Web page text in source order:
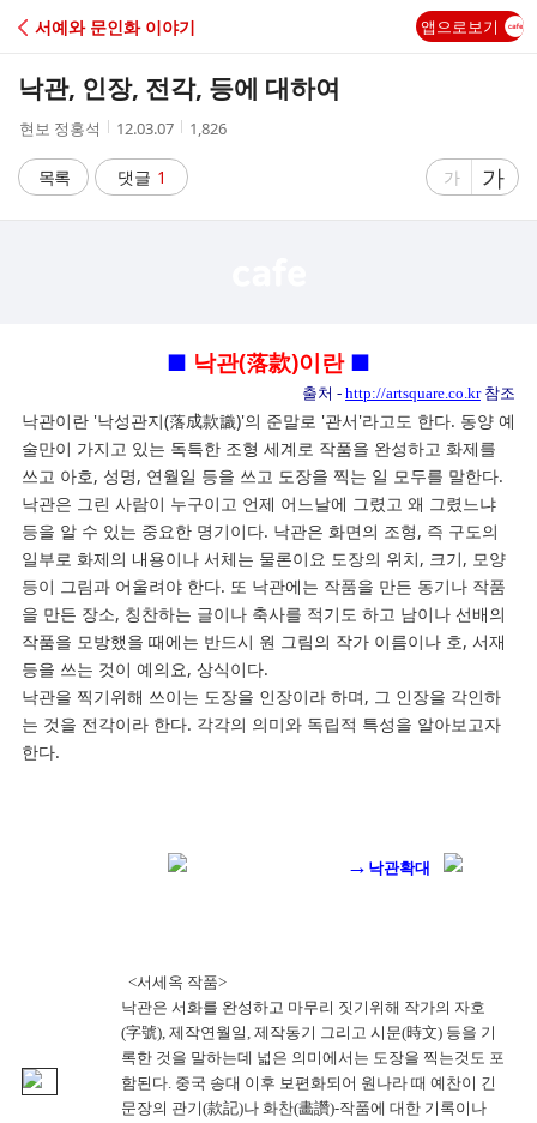
C
A
서예와 문인화 이야기 앱으로보기
낙관, 인장, 전각, 등에 대하여
작
자
현보 정홍석
작
시
간
12.03.07
조
1,826
목록 댓글 1
글
가
글
자
가
■ 낙관(落款)이란 ■
출처 - http://artsquare.co.kr참조
낙관이란 '낙성관지(落成款識)'의 준말로 '관서'라고도 한다. 동양 예
술만이 가지고 있는 독특한 조형 세계로 작품을 완성하고 화제를
쓰고 아호, 성명, 연월일 등을 쓰고 도장을 찍는 일 모두를 말한다.
낙관은 그린 사람이 누구이고 언제 어느날에 그렸고 왜 그렸느냐
등을 알 수 있는 중요한 명기이다. 낙관은 화면의 조형, 즉 구도의
일부로 화제의 내용이나 서체는 물론이요 도장의 위치, 크기, 모양
등이 그림과 어울려야 한다. 또 낙관에는 작품을 만든 동기나 작품
을 만든 장소, 칭찬하는 글이나 축사를 적기도 하고 남이나 선배의
작품을 모방했을 때에는 반드시 원 그림의 작가 이름이나 호, 서재
등을 쓰는 것이 예의요, 상식이다.
낙관을 찍기위해 쓰이는 도장을 인장이라 하며, 그 인장을 각인하
는 것을 전각이라 한다. 각각의 의미와 독립적 특성을 알아보고자
한다.
→ 낙관확대
<서세옥 작품>
낙관은 서화를 완성하고 마무리 짓기위해 작가의 자호
(字號), 제작연월일, 제작동기 그리고 시문(時文) 등을 기
록한 것을 말하는데 넓은 의미에서는 도장을 찍는것도 포
함된다. 중국 송대 이후 보편화되어 원나라 때 예찬이 긴
문장의 관기(款記)나 화찬(畵讚)-작품에 대한 기록이나